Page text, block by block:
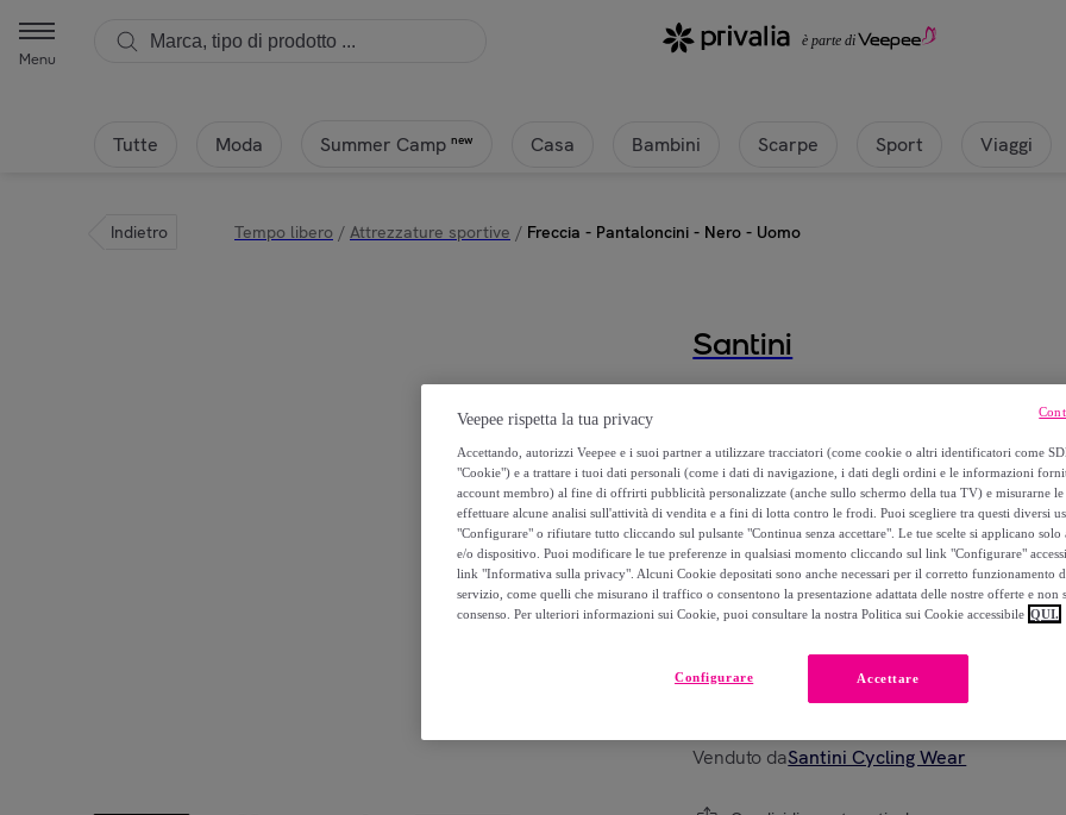
Menu
Tutte Moda Summer Camp new Casa Bambini Scarpe Sport Viaggi
Indietro Tempo libero / Attrezzature sportive / Freccia - Pantaloncini - Nero - Uomo
Santini
72,00 €
159,00 €
-54%
Aggiungi al carrello
Venduto daSantini Cycling Wear
Veepee rispetta la tua privacy
Accettando, autorizzi Veepee e i suoi partner a utilizzare tracciatori (come cookie o altri identificatori come
"Cookie") e a trattare i tuoi dati personali (come i dati di navigazione, i dati degli ordini e le informazioni
account membro) al fine di offrirti pubblicità personalizzate (anche sullo schermo della tua TV) e misurarne le
effettuare alcune analisi sull'attività di vendita e a fini di lotta contro le frodi. Puoi scegliere tra questi diversi
"Configurare" o rifiutare tutto cliccando sul pulsante "Continua senza accettare". Le tue scelte si applicano solo
e/o dispositivo. Puoi modificare le tue preferenze in qualsiasi momento cliccando sul link "Configurare"
link "Informativa sulla privacy". Alcuni Cookie depositati sono anche necessari per il corretto funzionamento
servizio, come quelli che misurano il traffico o consentono la presentazione adattata delle nostre offerte e non
consenso. Per ulteriori informazioni sui Cookie, puoi consultare la nostra Politica sui Cookie accessibile QUI.
Accettare
Configurare